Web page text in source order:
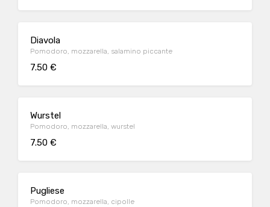
Diavola
Pomodoro, mozzarella, salamino piccante
7.50 €
Wurstel
Pomodoro, mozzarella, wurstel
7.50 €
Pugliese
Pomodoro, mozzarella, cipolle